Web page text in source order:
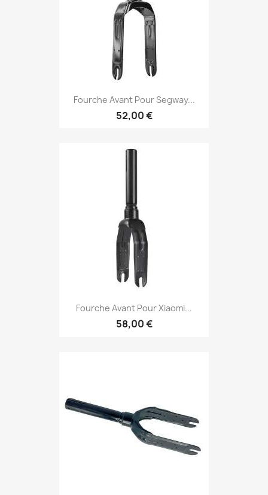
Fourche Avant Pour Segway...
52,00 €
Fourche Avant Pour Xiaomi...
58,00 €